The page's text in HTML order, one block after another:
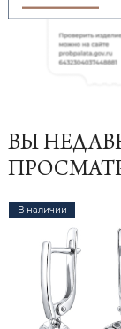
ВЫ
В наличии